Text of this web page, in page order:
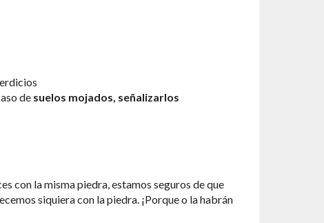
de suelos mojados, señalizarlos
con la misma piedra, estamos seguros de que
siquiera con la piedra. ¡Porque o la habrán